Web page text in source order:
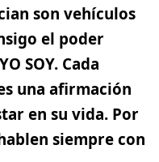
son vehículos
el poder
SOY. Cada
una afirmación
en su vida. Por
siempre con